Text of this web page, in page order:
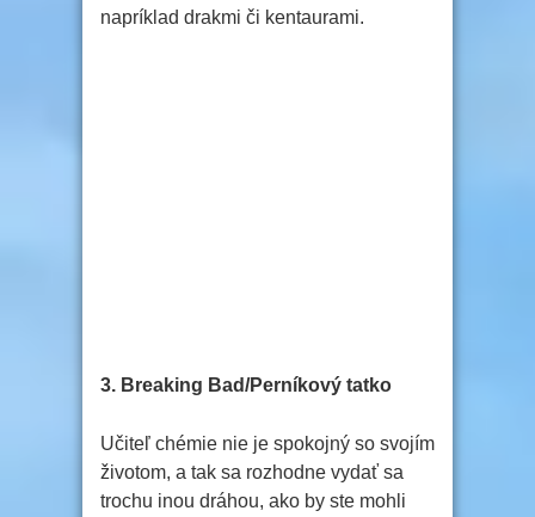
napríklad drakmi či kentaurami.
3. Breaking Bad/Perníkový tatko
Učiteľ chémie nie je spokojný so svojím
životom, a tak sa rozhodne vydať sa
trochu inou dráhou, ako by ste mohli